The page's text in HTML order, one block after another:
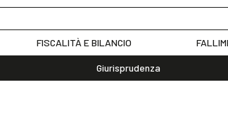
FISCALITÀ E BILANCIO
Giurisprudenza